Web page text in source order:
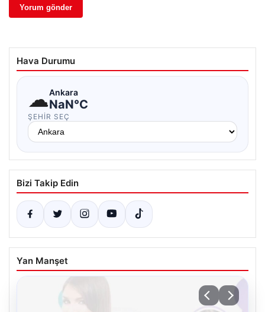
Hava Durumu
☁Ankara
NaN°C
ŞEHIR SEÇ
Bizi Takip Edin
Yan Manşet